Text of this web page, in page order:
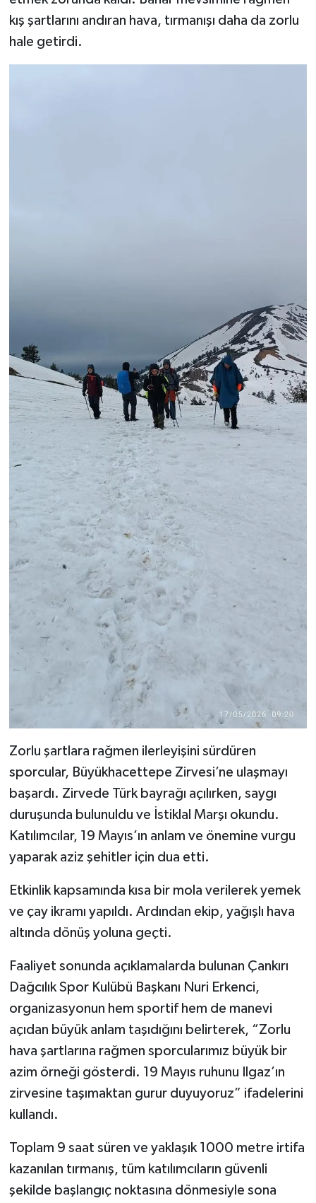
kış şartlarını andıran hava, tırmanışı daha da zorlu
hale getirdi.
Zorlu şartlara rağmen ilerleyişini sürdüren
sporcular, Büyükhacettepe Zirvesi’ne ulaşmayı
başardı. Zirvede Türk bayrağı açılırken, saygı
duruşunda bulunuldu ve İstiklal Marşı okundu.
Katılımcılar, 19 Mayıs’ın anlam ve önemine vurgu
yaparak aziz şehitler için dua etti.
Etkinlik kapsamında kısa bir mola verilerek yemek
ve çay ikramı yapıldı. Ardından ekip, yağışlı hava
altında dönüş yoluna geçti.
Faaliyet sonunda açıklamalarda bulunan Çankırı
Dağcılık Spor Kulübü Başkanı Nuri Erkenci,
organizasyonun hem sportif hem de manevi
açıdan büyük anlam taşıdığını belirterek, “Zorlu
hava şartlarına rağmen sporcularımız büyük bir
azim örneği gösterdi. 19 Mayıs ruhunu Ilgaz’ın
zirvesine taşımaktan gurur duyuyoruz” ifadelerini
kullandı.
Toplam 9 saat süren ve yaklaşık 1000 metre irtifa
kazanılan tırmanış, tüm katılımcıların güvenli
şekilde başlangıç noktasına dönmesiyle sona